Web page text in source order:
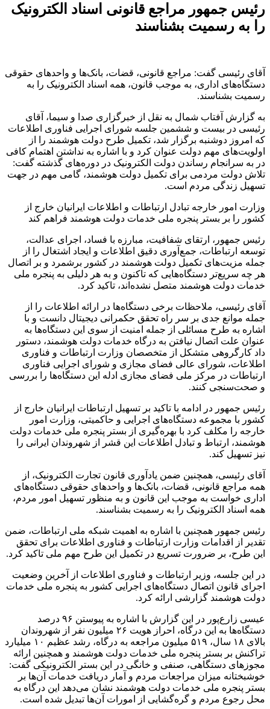
رئیس جمهور مراجع قانونی اسناد الکترونیک
را به رسمیت بشناسند
آقای رئیسی گفت: مراجع قانونی، قضات، بانک‌ها و واحد‌های حقوقی
دستگاه‌های اداری، به موجب قانون، همه اسناد الکترونیک را به
رسمیت بشناسند.
به گزارش آفتاب شمال به نقل از خبرگزاری صدا و سیما، آقای
رئیسی در بیست و ششمین جلسه شورای اجرایی فناوری اطلاعات
که امروز دوشنبه برگزار شد، تکمیل طرح دولت هوشمند را از
اولویت‌های مهم دولت عنوان کرد و با اشاره به نداشتن اهتمام کافی
در به سرانجام رساندن دولت الکترونیک در دوره‌های گذشته گفت‌:
تلاش دولت مردمی برای تکمیل دولت هوشمند، گامی مهم در جهت
تسهیل زندگی مردم است.
وزارت امور خارجه تبادل ارتباطات و اطلاعات ایرانیان خارج از
کشور را بر بستر پنجره ملی خدمات دولت هوشمند فراهم کند
رئیس جمهور، ارتقای شفافیت، مبارزه با فساد، اجرای عدالت،
توسعه ارتباطات، جمع‌آوری دقیق اطلاعات و ایجاد اشتغال را از
جمله مزیت‌های تکمیل دولت هوشمند در کشور برشمرد و بر اتصال
هر چه سریع‌تر دستگاه‌هایی که تاکنون و به هر دلیلی به پنجره ملی
خدمات دولت هوشمند متصل نشده‌اند، تاکید کرد.
آقای رئیسی، ملاحظات برخی دستگاه‌ها در ارائه اطلاعات را از
جمله موانع جدی بر سر راه تحقق حکمرانی دیجیتال دانست و با
اشاره به طرح مسائلی از جمله امنیت از سوی این دستگاه‌ها به
عنوان علت اتصال نیافتن به درگاه خدمات دولت هوشمند، دستور
داد کارگروهی متشکل از متخصصان وزارت ارتباطات و فناوری
اطلاعات، شورای‌ عالی فضای مجازی و شورای اجرایی فناوری
ارتباطات در مرکز ملی فضای مجازی ادله این دستگاه‌ها را بررسی
و صحت‌سنجی کنند.
رئیس جمهور در ادامه با تاکید بر تسهیل ارتباطات ایرانیان خارج از
کشور با مجموعه دستگاه‌های اجرایی و حاکمیتی، وزارت امور
خارجه را مکلف کرد با بهره‌گیری از بستر پنجره ملی خدمات دولت
هوشمند، ارتباط و تبادل اطلاعات این قشر از شهروندان ایرانی را
نیز تسهیل کند.
آقای رئیسی، همچنین ضمن یادآوری قانون تجارت الکترونیک، از
همه مراجع قانونی، قضات، بانک‌ها و واحد‌های حقوقی دستگاه‌های
اداری خواست به موجب این قانون و به منظور تسهیل امور مردم،
همه اسناد الکترونیک را به رسمیت بشناسند.
رئیس جمهور همچنین با اشاره به اهمیت شبکه ملی ارتباطات، ضمن
تقدیر از اقدامات وزارت ارتباطات و فناوری اطلاعات برای تحقق
این طرح، بر ضرورت تسریع در تکمیل این طرح مهم ملی تاکید کرد.
در این جلسه، وزیر ارتباطات و فناوری اطلاعات از آخرین وضعیت
اجرای قانون اتصال دستگاه‌های اجرایی کشور به پنجره ملی خدمات
دولت هوشمند گزارشی ارائه کرد.
عیسی زارع‌پور در این گزارش با اشاره به پیوستن ۹۶ درصد
دستگاه‌ها به این درگاه، احراز هویت ۲۶ میلیون نفر از شهروندان
بالای ۱۸ سال، ۵۱۹ میلیون مراجعه به درگاه، رشد عظیم ۱۰ میلیارد
تراکنش بر بستر پنجره ملی خدمات دولت هوشمند و همچنین ارائه
مجوز‌های دستگاهی، صنفی و خانگی در این بستر الکترونیکی گفت:
خوشبختانه میزان مراجعات مردم و آمار دریافت خدمات آن‌ها بر
بستر پنجره ملی خدمات دولت هوشمند نشان می‌دهد این درگاه به
محل رجوع مردم و گره‌گشایی از امورات آن‌ها تبدیل شده است.